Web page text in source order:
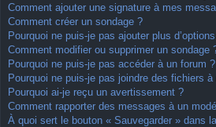
Comment ajouter une signature à mes
Comment créer un sondage ?
Pourquoi ne puis-je pas ajouter plus
Comment modifier ou supprimer un sondage
Pourquoi ne puis-je pas accéder à un forum ?
Pourquoi ne puis-je pas joindre des fichiers
Pourquoi ai-je reçu un avertissement ?
Comment rapporter des messages à un
À quoi sert le bouton « Sauvegarder » dans